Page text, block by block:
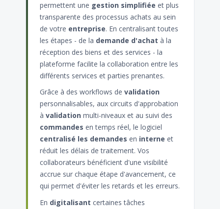
permettent une gestion simplifiée et plus
transparente des processus achats au sein
de votre entreprise. En centralisant toutes
les étapes - de la demande d'achat à la
réception des biens et des services - la
plateforme facilite la collaboration entre les
différents services et parties prenantes.
Grâce à des workflows de validation
personnalisables, aux circuits d'approbation
à validation multi-niveaux et au suivi des
commandes en temps réel, le logiciel
centralisé les demandes en interne et
réduit les délais de traitement. Vos
collaborateurs bénéficient d'une visibilité
accrue sur chaque étape d'avancement, ce
qui permet d'éviter les retards et les erreurs.
En digitalisant certaines tâches